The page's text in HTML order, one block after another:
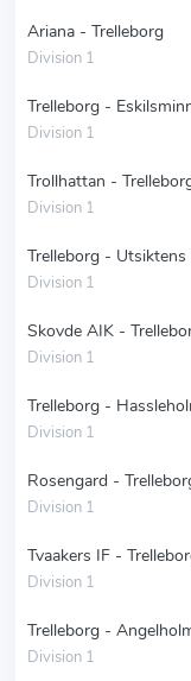
Ariana - Trelleborg
Division 1
Trelleborg -
Division 1
Trollhattan -
Division 1
Trelleborg - Utsiktens
Division 1
Skovde AIK -
Division 1
Trelleborg -
Division 1
Rosengard -
Division 1
Tvaakers IF -
Division 1
Trelleborg -
Division 1